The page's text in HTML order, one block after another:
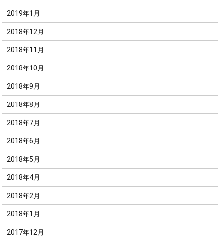
2019年1月
2018年12月
2018年11月
2018年10月
2018年9月
2018年8月
2018年7月
2018年6月
2018年5月
2018年4月
2018年2月
2018年1月
2017年12月